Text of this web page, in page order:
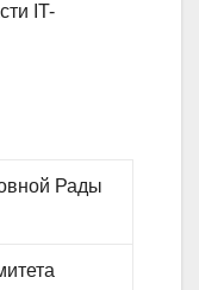
IT-
Рады